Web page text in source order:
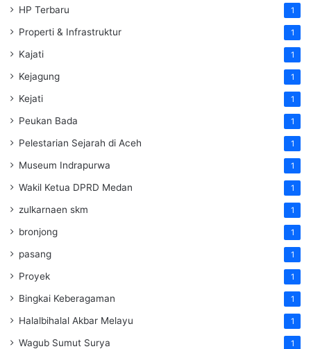
HP Terbaru 1
Properti & Infrastruktur 1
Kajati 1
Kejagung 1
Kejati 1
Peukan Bada 1
Pelestarian Sejarah di Aceh 1
Museum Indrapurwa 1
Wakil Ketua DPRD Medan 1
zulkarnaen skm 1
bronjong 1
pasang 1
Proyek 1
Bingkai Keberagaman 1
Halalbihalal Akbar Melayu 1
Wagub Sumut Surya 1